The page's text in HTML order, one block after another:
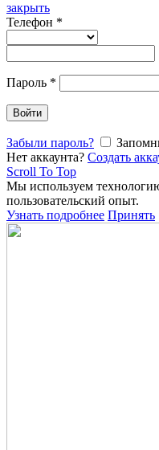
закрыть
Телефон *
Пароль *
Войти
Забыли пароль?
Нет аккаунта? Создать
Scroll To Top
Мы используем
пользовательский опыт.
Узнать подробнее Принять